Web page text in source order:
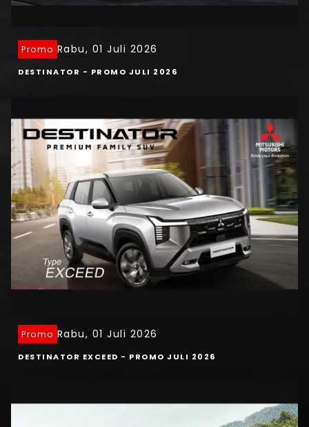
Promo Rabu, 01 Juli 2026
DESTINATOR - PROMO JULI 2026
Promo Rabu, 01 Juli 2026
DESTINATOR EXCEED - PROMO JULI 2026